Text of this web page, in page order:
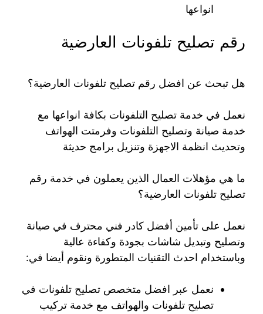
انواعها
رقم تصليح تلفونات العارضية
هل تبحث عن افضل رقم تصليح تلفونات العارضية؟
نعمل في خدمة تصليح التلفونات بكافة انواعها مع
خدمة صيانة وتصليح التلفونات وفرمتت الهواتف
وتحديث انظمة الاجهزة وتنزيل برامج حديثة
ما هي مؤهلات العمال الذين يعملون في خدمة رقم
تصليح تلفونات العارضية؟
نعمل على تأمين أفضل كادر فني محترف في صيانة
وتصليح وتبديل شاشات بجودة وكفاءة عالية
وباستخدام احدث التقنيات المتطورة ونقوم أيضا في:
نعمل عبر افضل متخصص تصليح تلفونات في
تصليح تلفونات والهواتف مع خدمة تركيب